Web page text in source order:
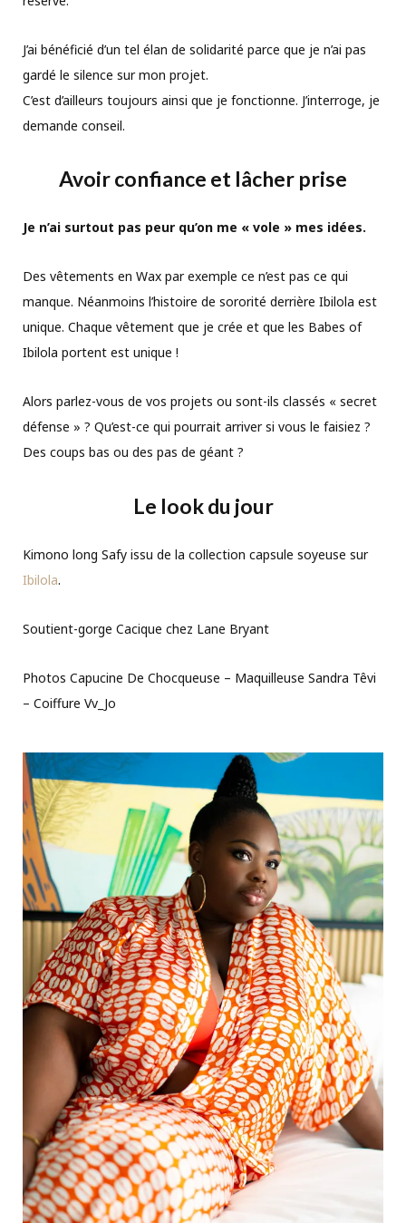
J’ai bénéficié d’un tel élan de solidarité parce que je n’ai pas
gardé le silence sur mon projet.
C’est d’ailleurs toujours ainsi que je fonctionne. J’interroge, je
demande conseil.
Avoir confiance et lâcher prise
Je n’ai surtout pas peur qu’on me « vole » mes idées.
Des vêtements en Wax par exemple ce n’est pas ce qui
manque. Néanmoins l’histoire de sororité derrière Ibilola est
unique. Chaque vêtement que je crée et que les Babes of
Ibilola portent est unique !
Alors parlez-vous de vos projets ou sont-ils classés « secret
défense » ? Qu’est-ce qui pourrait arriver si vous le faisiez ?
Des coups bas ou des pas de géant ?
Le look du jour
Kimono long Safy issu de la collection capsule soyeuse sur
Ibilola.
Soutient-gorge Cacique chez Lane Bryant
Photos Capucine De Chocqueuse – Maquilleuse Sandra Têvi
– Coiffure Vv_Jo